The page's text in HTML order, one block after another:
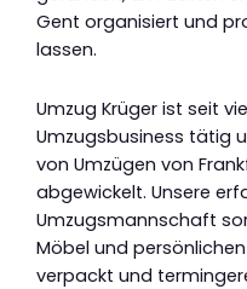
Gent organisiert und
lassen.
Umzug Krüger ist seit
Umzugsbusiness tätig
von Umzügen von
abgewickelt. Unsere
Umzugsmannschaft
Möbel und
verpackt und